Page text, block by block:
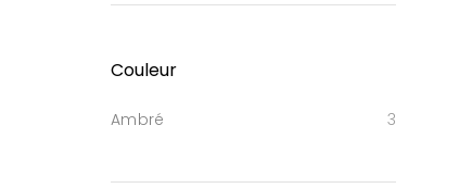
Couleur
Ambré 3